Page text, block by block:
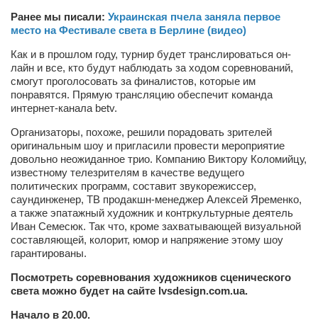
«Винегрет» — демократичный ресторан
«ЧАЙ — КАВА» магазин — кафе
Магазины
«CYCLE GARAGE» — магазин велосипедов
Багетный двор
МАГАЗИН СТИХОВ НА ЗАКАЗ
«Павел» — магазин мужской одежды
Туризм
«Траверс» — экипировочный центр
Журналисты
Александр Гвоздик
Александр Кугук
Ранее мы писали: Украинская пчела заняла первое
место на Фестивале света в Берлине (видео)
Как и в прошлом году, турнир будет транслироваться он-
лайн и все, кто будут наблюдать за ходом соревнований,
смогут проголосовать за финалистов, которые им
понравятся. Прямую трансляцию обеспечит команда
интернет-канала betv.
Организаторы, похоже, решили порадовать зрителей
оригинальным шоу и пригласили провести мероприятие
довольно неожиданное трио. Компанию Виктору Коломийцу,
известному телезрителям в качестве ведущего
политических программ, составит звукорежиссер,
саундинженер, ТВ продакшн-менеджер Алексей Яременко,
а также эпатажный художник и контркультурные деятель
Иван Семесюк. Так что, кроме захватывающей визуальной
составляющей, колорит, юмор и напряжение этому шоу
гарантированы.
Посмотреть соревнования художников сценического
света можно будет на сайте lvsdesign.com.ua.
Начало в 20.00.